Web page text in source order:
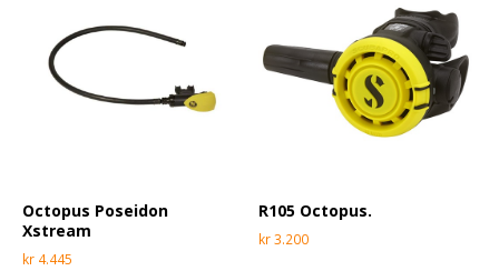
Octopus Poseidon
Xstream
kr 4.445
R105 Octopus.
kr3.200